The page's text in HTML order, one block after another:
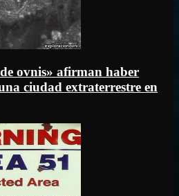
ovnis» afirman haber
ciudad extraterrestre en